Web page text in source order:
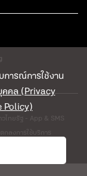
การณ์การใช้งาน
คล (Privacy
Policy)
วไทยรัฐ - App & SMS
กลงการใช้บริการ